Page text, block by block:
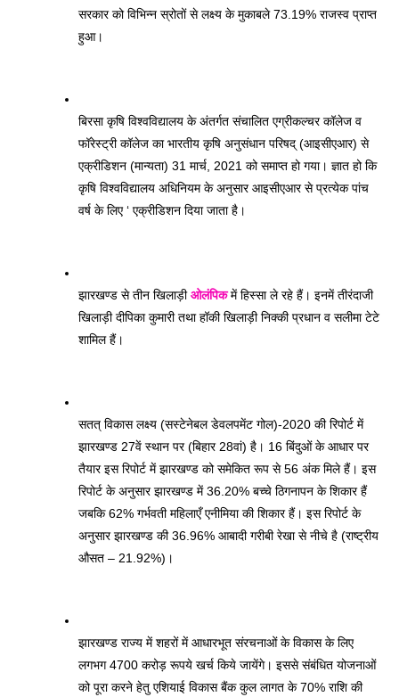
सरकार को विभिन्न स्रोतों से लक्ष्य के मुकाबले 73.19% राजस्व प्राप्त
हुआ।
बिरसा कृषि विश्वविद्यालय के अंतर्गत संचालित एग्रीकल्चर कॉलेज व
फॉरेस्ट्री कॉलेज का भारतीय कृषि अनुसंधान परिषद् (आइसीएआर) से
एक्रीडिशन (मान्यता) 31 मार्च, 2021 को समाप्त हो गया। ज्ञात हो कि
कृषि विश्वविद्यालय अधिनियम के अनुसार आइसीएआर से प्रत्येक पांच
वर्ष के लिए ‘ एक्रीडिशन दिया जाता है।
झारखण्ड से तीन खिलाड़ी ओलंपिक में हिस्सा ले रहे हैं। इनमें तीरंदाजी
खिलाड़ी दीपिका कुमारी तथा हॉकी खिलाड़ी निक्की प्रधान व सलीमा टेटे
शामिल हैं।
सतत् विकास लक्ष्य (सस्टेनेबल डेवलपमेंट गोल)-2020 की रिपोर्ट में
झारखण्ड 27वें स्थान पर (बिहार 28वां) है। 16 बिंदुओं के आधार पर
तैयार इस रिपोर्ट में झारखण्ड को समेकित रूप से 56 अंक मिले हैं। इस
रिपोर्ट के अनुसार झारखण्ड में 36.20% बच्चे ठिगनापन के शिकार हैं
जबकि 62% गर्भवती महिलाएँ एनीमिया की शिकार हैं। इस रिपोर्ट के
अनुसार झारखण्ड की 36.96% आबादी गरीबी रेखा से नीचे है (राष्ट्रीय
औसत – 21.92%)।
झारखण्ड राज्य में शहरों में आधारभूत संरचनाओं के विकास के लिए
लगभग 4700 करोड़ रूपये खर्च किये जायेंगे। इससे संबंधित योजनाओं
को पूरा करने हेतु एशियाई विकास बैंक कुल लागत के 70% राशि की